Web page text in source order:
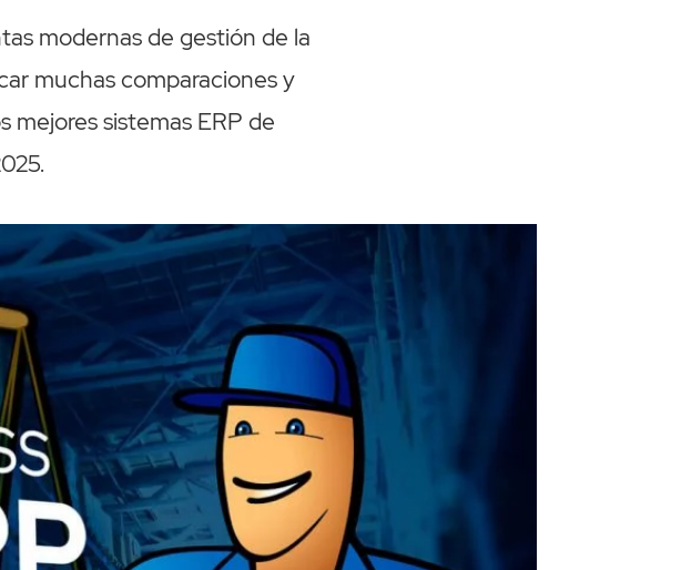
modernas de gestión de la
muchas comparaciones y
mejores sistemas ERP de